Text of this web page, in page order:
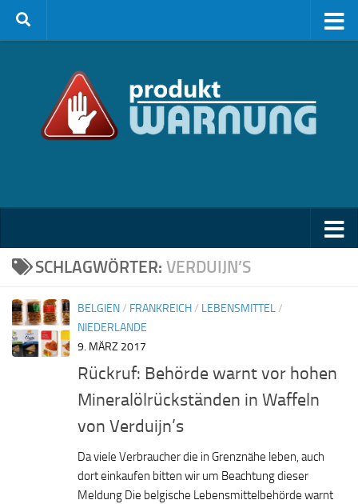
Zum Inhalt springen
SCHLAGWÖRTER: VERDUIJN’S
BELGIEN/ FRANKREICH/ LEBENSMITTEL/
NIEDERLANDE
9. MÄRZ 2017
Rückruf: Behörde warnt vor hohen
Mineralölrückständen in Waffeln
von Verduijn’s
Da viele Verbraucher die in Grenznähe leben, auch
dort einkaufen bitten wir um Beachtung dieser
Meldung Die belgische Lebensmittelbehörde warnt